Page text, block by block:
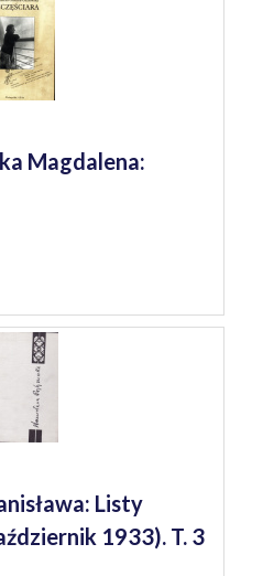
Magdalena:
Listy
1933). T. 3